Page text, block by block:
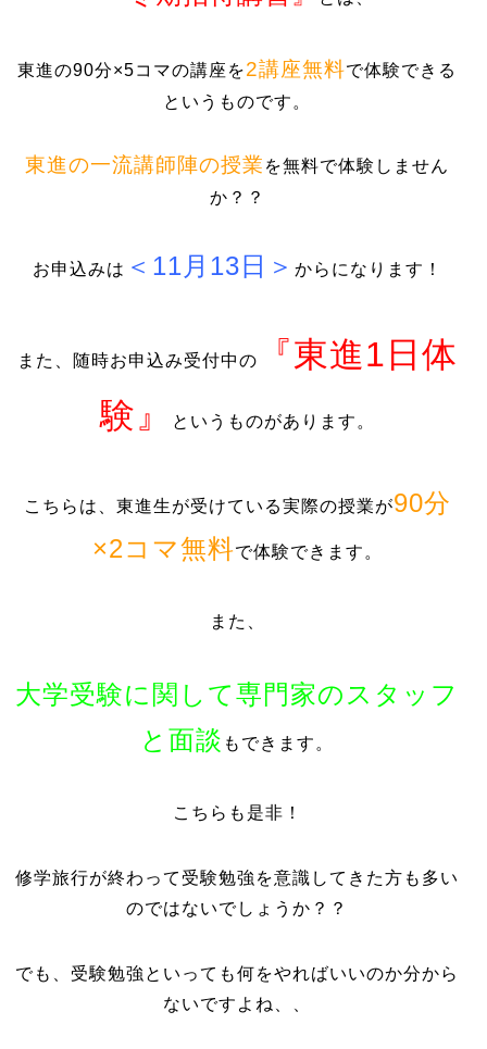
東進の90分×5コマの講座を2講座無料で体験できる
というものです。
東進の一流講師陣の授業 を無料で体験しません
か？？
お申込みは ＜11月13日＞ からになります！
また、随時お申込み受付中の
『東進1日体
験』
というものがあります。
こちらは、東進生が受けている実際の授業が90分
×2コマ無料で体験できます。
また、
大学受験に関して専門家のスタッフ
と面談 もできます。
こちらも是非！
修学旅行が終わって受験勉強を意識してきた方も多い
のではないでしょうか？？
でも、受験勉強といっても何をやればいいのか分から
ないですよね、、